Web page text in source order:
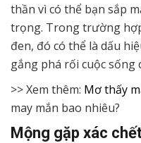
thần vì có thể bạn sắp
trọng. Trong trường
đen, đó có thể là dấu
gắng phá rối cuộc sống
>> Xem thêm: Mơ thấy
may mắn bao nhiêu?
Mộng gặp xác